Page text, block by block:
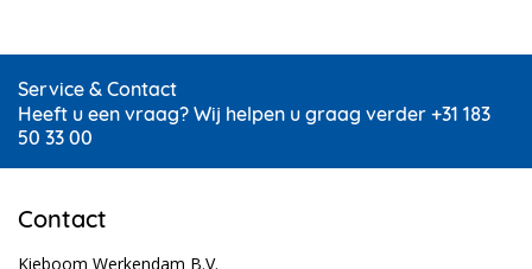
Service & Contact
Heeft u een vraag? Wij helpen u graag verder +31 183
50 33 00
Contact
Kieboom Werkendam B.V.